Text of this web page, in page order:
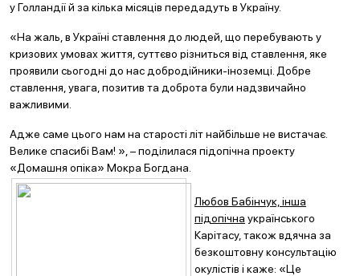
у Голландії й за кілька місяців передадуть в Україну.
«На жаль, в Україні ставлення до людей, що перебувають у
кризових умовах життя, суттєво різниться від ставлення, яке
проявили сьогодні до нас добродійники-іноземці. Добре
ставлення, увага, позитив та доброта були надзвичайно
важливими.
Адже саме цього нам на старості літ найбільше не вистачає.
Велике спасибі Вам! », – поділилася підопічна проекту
«Домашня опіка» Мокра Богдана.
Любов Бабінчук, інша
підопічна українського
Карітасу, також вдячна за
безкоштовну консультацію
окулістів і каже: «Це